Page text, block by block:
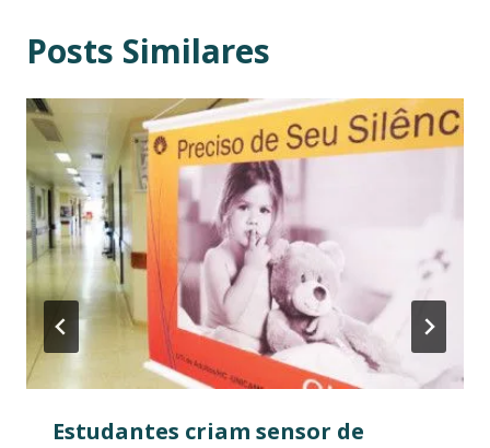
Posts Similares
Estudantes criam sensor de